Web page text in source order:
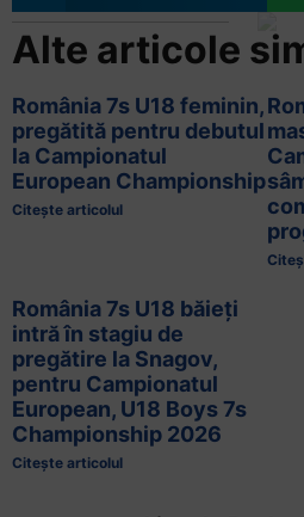
Alte articole
România 7s U18 feminin,
pregătită pentru debutul
la Campionatul
European Championship
Citește articolul
România 7s U18 băieți
intră în stagiu de
pregătire la Snagov,
pentru Campionatul
European, U18 Boys 7s
Championship 2026
Citește articolul